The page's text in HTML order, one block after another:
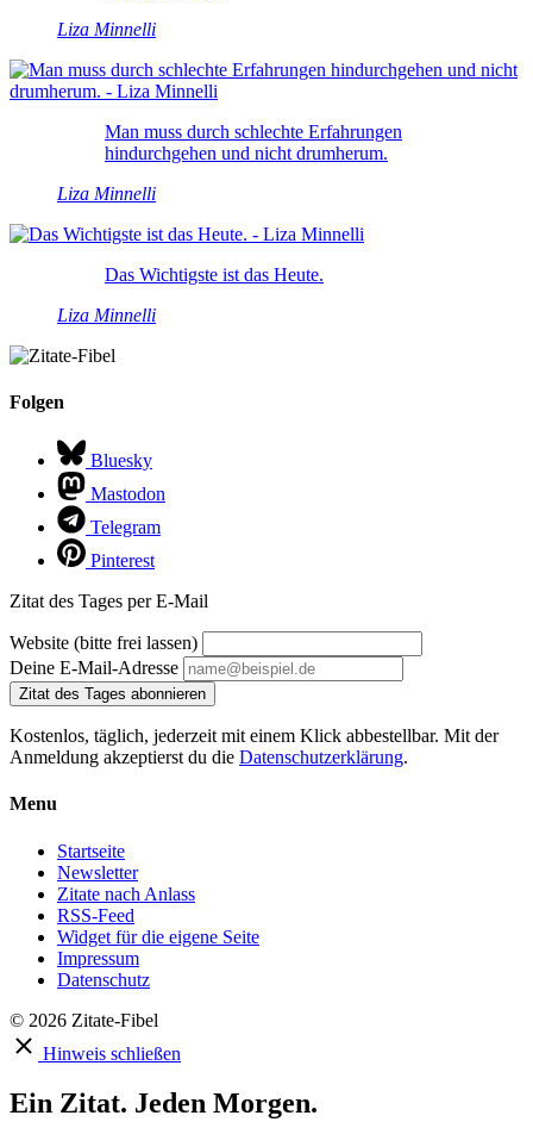
Liza Minnelli
Man muss durch schlechte Erfahrungen
hindurchgehen und nicht drumherum.
Liza Minnelli
Das Wichtigste ist das Heute.
Liza Minnelli
Folgen
Bluesky
Mastodon
Telegram
Pinterest
Zitat des Tages per E-Mail
Website (bitte frei lassen)
Deine E-Mail-Adresse
Zitat des Tages abonnieren
Kostenlos, täglich, jederzeit mit einem Klick abbestellbar. Mit der
Anmeldung akzeptierst du die Datenschutzerklärung.
Menu
Startseite
Newsletter
Zitate nach Anlass
RSS-Feed
Widget für die eigene Seite
Impressum
Datenschutz
© 2026 Zitate-Fibel
Hinweis schließen
Ein Zitat. Jeden Morgen.